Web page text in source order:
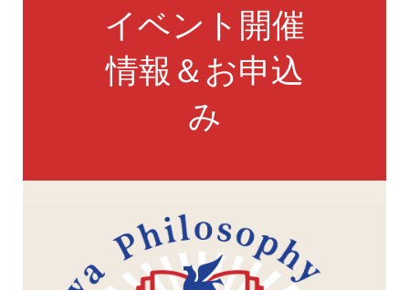
イベント開催
情報＆お申込
み